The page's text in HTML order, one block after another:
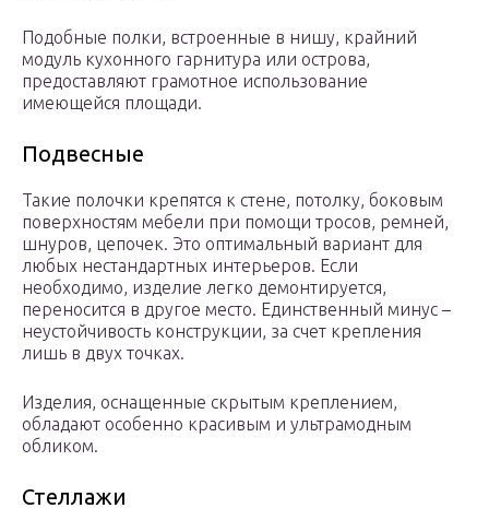
Подобные полки, встроенные в нишу, крайний
модуль кухонного гарнитура или острова,
предоставляют грамотное использование
имеющейся площади.
Подвесные
Такие полочки крепятся к стене, потолку, боковым
поверхностям мебели при помощи тросов, ремней,
шнуров, цепочек. Это оптимальный вариант для
любых нестандартных интерьеров. Если
необходимо, изделие легко демонтируется,
переносится в другое место. Единственный минус –
неустойчивость конструкции, за счет крепления
лишь в двух точках.
Изделия, оснащенные скрытым креплением,
обладают особенно красивым и ультрамодным
обликом.
Стеллажи